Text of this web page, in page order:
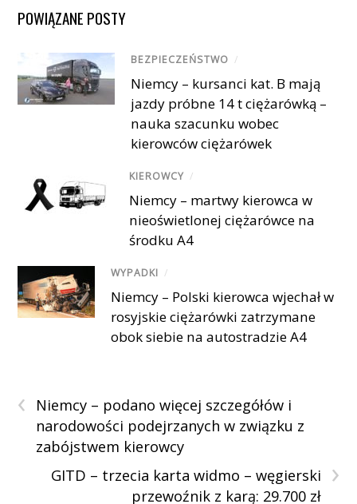
POWIĄZANE POSTY
BEZPIECZEŃSTWO /
Niemcy – kursanci kat. B mają
jazdy próbne 14 t ciężarówką –
nauka szacunku wobec
kierowców ciężarówek
KIEROWCY /
Niemcy – martwy kierowca w
nieoświetlonej ciężarówce na
środku A4
WYPADKI /
Niemcy – Polski kierowca wjechał w
rosyjskie ciężarówki zatrzymane
obok siebie na autostradzie A4
‹
Niemcy – podano więcej szczegółów i
narodowości podejrzanych w związku z
zabójstwem kierowcy
›
GITD – trzecia karta widmo – węgierski
przewoźnik z karą: 29.700 zł